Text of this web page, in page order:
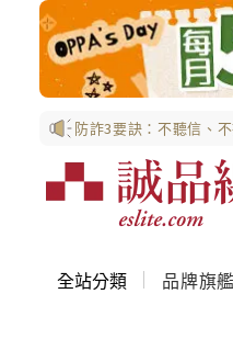
防詐3要訣：不聽信、
全站分類 品牌旗